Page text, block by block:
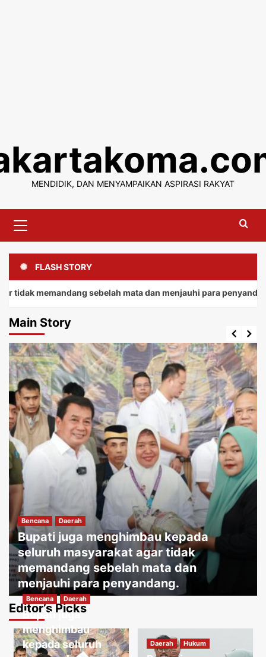
content
MENDIDIK, DAN MENYAMPAIKAN ASPIRASI RAKYAT
Menu
FLASH STORY
sebelah mata dan menjauhi para penyandang.
Main Story
Bencana Daerah
Bupati juga menghimbau kepada
seluruh masyarakat agar tidak
memandang sebelah mata dan
menjauhi para penyandang.
Jakartakoma Agustus 8, 2026
Editor’s Picks
Bencana Daerah
Bupati juga
menghimbau
kepada seluruh
Daerah Hukum
3
Daerah
Warga menguatirkan jika kabel jatuh
ketanah, membahayakan penduduk
sekitar.